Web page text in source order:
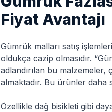
Fiyat Avantajı
Gümrük malları satış
oldukça cazip olmasıdır.
adlandırılan bu
almaktadır. Bu ürünler daha
Özellikle dağ bisikleti gibi